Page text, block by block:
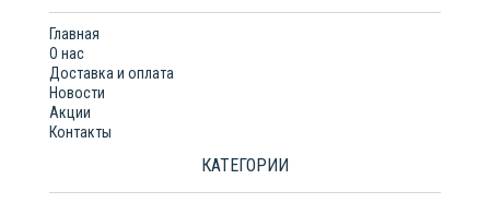
Главная
О нас
Доставка и оплата
Новости
Акции
Контакты
КАТЕГОРИИ